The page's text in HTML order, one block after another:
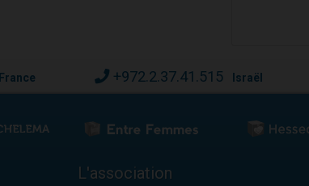
France +972.2.37.41.515 Israël
L'association